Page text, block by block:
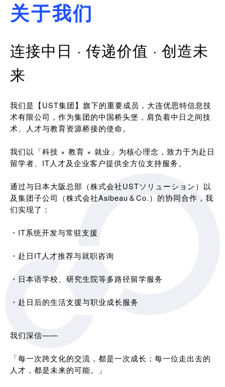
关于我们
连接中日 · 传递价值 · 创造未
来
我们是【UST集团】旗下的重要成员，大连优思特信息技
术有限公司，作为集团的中国桥头堡，肩负着中日之间技
术、人才与教育资源桥接的使命。
我们以「科技 × 教育 × 就业」为核心理念，致力于为赴日
留学者、IT人才及企业客户提供全方位支持服务。
通过与日本大阪总部（株式会社USTソリューション）以
及集团子公司（株式会社Asibeau＆Co.）的协同合作，我
们实现了：
・IT系统开发与常驻支援
・赴日IT人才推荐与就职咨询
・日本语学校、研究生院等多路径留学服务
・赴日后的生活支援与职业成长服务
我们深信——
「每一次跨文化的交流，都是一次成长；每一位走出去的
人才，都是未来的可能。」